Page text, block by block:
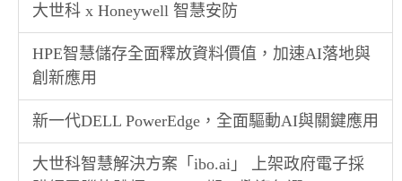
大世科 x Honeywell 智慧安防
HPE智慧儲存全面釋放資料價值，加速AI落地與
創新應用
新一代DELL PowerEdge，全面驅動AI與關鍵應用
大世科智慧解決方案「ibo.ai」 上架政府電子採